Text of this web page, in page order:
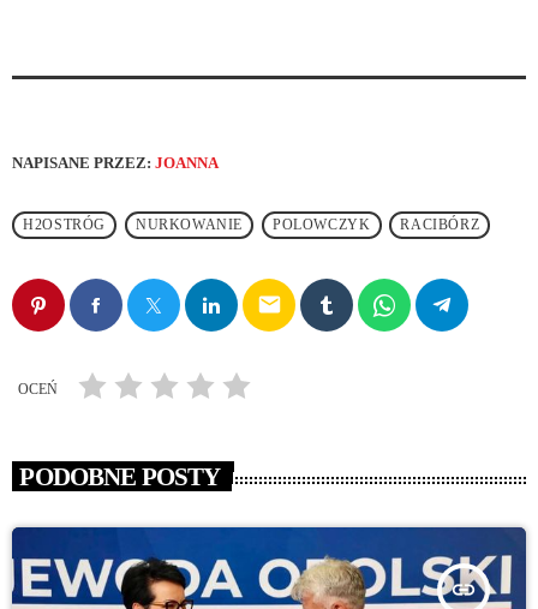
NAPISANE PRZEZ: JOANNA
H2OSTRÓG NURKOWANIE POLOWCZYK RACIBÓRZ
email
OCEŃ
PODOBNE POSTY
insert_link